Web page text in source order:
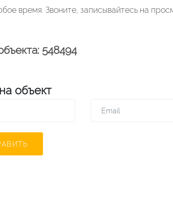
время. Звоните, записывайтесь на
548494
объект